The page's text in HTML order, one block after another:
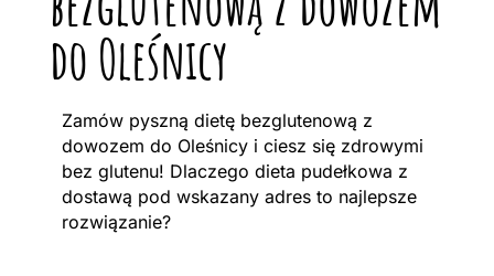
do Oleśnicy
Zamów pyszną dietę bezglutenową z
dowozem do Oleśnicy i ciesz się zdrowymi
bez glutenu! Dlaczego dieta pudełkowa z
dostawą pod wskazany adres to najlepsze
rozwiązanie?